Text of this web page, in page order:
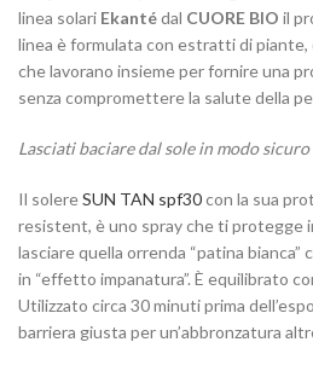
linea solari Ekantédal CUORE BIO il
linea è formulata con estratti di
che lavorano insieme per fornire una
senza compromettere la salute della
Lasciati baciare dal sole in modo sicuro
Il solereSUN TAN spf30con la sua
resistent, è uno spray che ti protegge
lasciare quella orrenda “patina bianca”
in “effetto impanatura”. È equilibrato
Utilizzato circa 30 minuti prima
barriera giusta per un’abbronzatura